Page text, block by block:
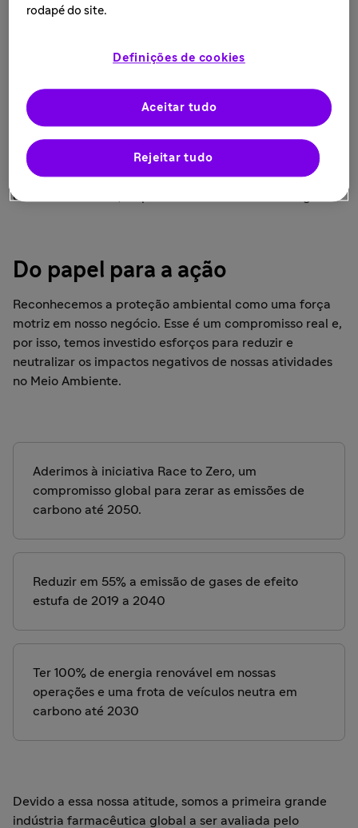
Melhorar o perfil dos produtos e
avaliar seu impacto no meio
ambiente
● Produtos com design ecológico
● Promover o uso responsável e o descarte adequado
de medicamentos, dispositivos médicos e embalagens
Do papel para a ação
Reconhecemos a proteção ambiental como uma força
motriz em nosso negócio. Esse é um compromisso real e,
por isso, temos investido esforços para reduzir e
neutralizar os impactos negativos de nossas atividades
no Meio Ambiente.
Aderimos à iniciativa Race to Zero, um
compromisso global para zerar as emissões de
carbono até 2050.
Reduzir em 55% a emissão de gases de efeito
estufa de 2019 a 2040
Ter 100% de energia renovável em nossas
operações e uma frota de veículos neutra em
carbono até 2030
Devido a essa nossa atitude, somos a primeira grande
indústria farmacêutica global a ser avaliada pelo
rodapé do site.
Definições de cookies
Rejeitar tudo
Aceitar tudo